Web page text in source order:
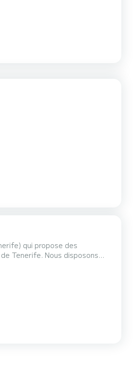
qui propose des
disposons
sécurité, confort et